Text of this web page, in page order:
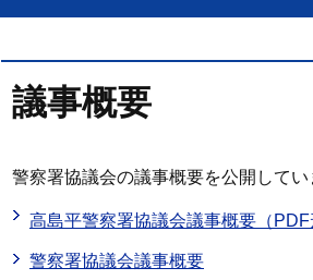
議事概要
警察署協議会の議事概要を公開してい
高島平警察署協議会議事概要（PDF
警察署協議会議事概要